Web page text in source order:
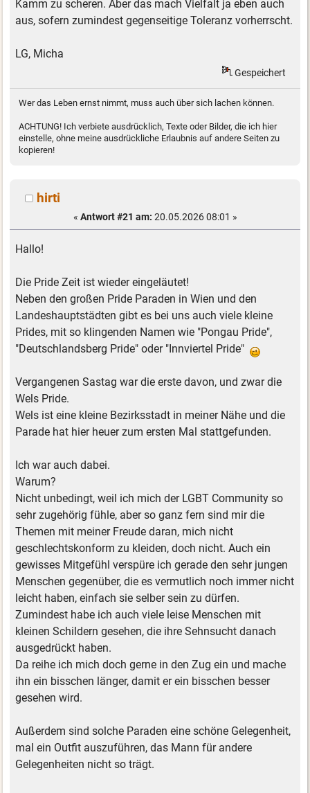
Kamm zu scheren. Aber das mach Vielfalt ja eben auch
aus, sofern zumindest gegenseitige Toleranz vorherrscht.
LG, Micha
Gespeichert
Wer das Leben ernst nimmt, muss auch über sich lachen können.
ACHTUNG! Ich verbiete ausdrücklich, Texte oder Bilder, die ich hier
einstelle, ohne meine ausdrückliche Erlaubnis auf andere Seiten zu
kopieren!
hirti
« Antwort #21 am: 20.05.2026 08:01 »
Hallo!
Die Pride Zeit ist wieder eingeläutet!
Neben den großen Pride Paraden in Wien und den
Landeshauptstädten gibt es bei uns auch viele kleine
Prides, mit so klingenden Namen wie "Pongau Pride",
"Deutschlandsberg Pride" oder "Innviertel Pride"
Vergangenen Sastag war die erste davon, und zwar die
Wels Pride.
Wels ist eine kleine Bezirksstadt in meiner Nähe und die
Parade hat hier heuer zum ersten Mal stattgefunden.
Ich war auch dabei.
Warum?
Nicht unbedingt, weil ich mich der LGBT Community so
sehr zugehörig fühle, aber so ganz fern sind mir die
Themen mit meiner Freude daran, mich nicht
geschlechtskonform zu kleiden, doch nicht. Auch ein
gewisses Mitgefühl verspüre ich gerade den sehr jungen
Menschen gegenüber, die es vermutlich noch immer nicht
leicht haben, einfach sie selber sein zu dürfen.
Zumindest habe ich auch viele leise Menschen mit
kleinen Schildern gesehen, die ihre Sehnsucht danach
ausgedrückt haben.
Da reihe ich mich doch gerne in den Zug ein und mache
ihn ein bisschen länger, damit er ein bisschen besser
gesehen wird.
Außerdem sind solche Paraden eine schöne Gelegenheit,
mal ein Outfit auszuführen, das Mann für andere
Gelegenheiten nicht so trägt.